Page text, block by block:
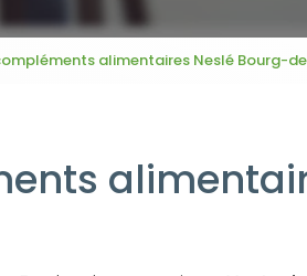
alimentaires Neslé Bourg-